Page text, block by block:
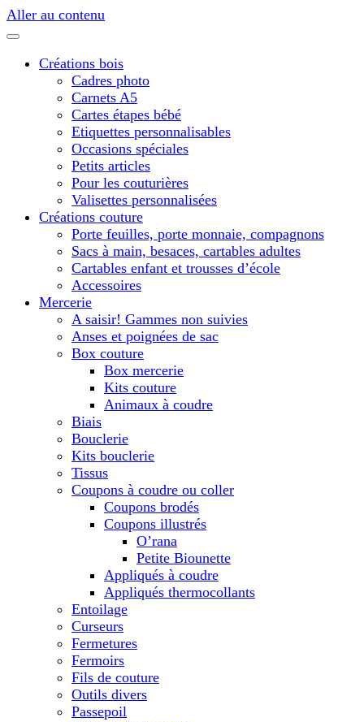
Aller au contenu
Créations bois
Cadres photo
Carnets A5
Cartes étapes bébé
Etiquettes personnalisables
Occasions spéciales
Petits articles
Pour les couturières
Valisettes personnalisées
Créations couture
Porte feuilles, porte monnaie, compagnons
Sacs à main, besaces, cartables adultes
Cartables enfant et trousses d’école
Accessoires
Mercerie
A saisir! Gammes non suivies
Anses et poignées de sac
Box couture
Box mercerie
Kits couture
Animaux à coudre
Biais
Bouclerie
Kits bouclerie
Tissus
Coupons à coudre ou coller
Coupons brodés
Coupons illustrés
O’rana
Petite Biounette
Appliqués à coudre
Appliqués thermocollants
Entoilage
Curseurs
Fermetures
Fermoirs
Fils de couture
Outils divers
Passepoil